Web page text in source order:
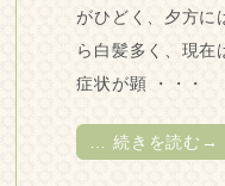
がひどく、夕方に
ら白髪多く、現在
症状が顕 ・・・
… 続きを読む→